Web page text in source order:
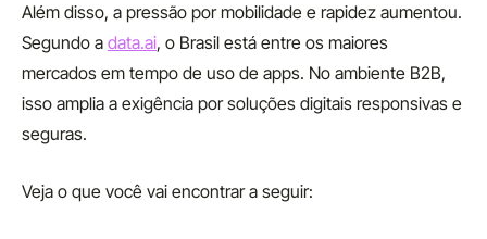
Além disso, a pressão por mobilidade e rapidez aumentou.
Segundo a data.ai, o Brasil está entre os maiores
mercados em tempo de uso de apps. No ambiente B2B,
isso amplia a exigência por soluções digitais responsivas e
seguras.
Veja o que você vai encontrar a seguir: